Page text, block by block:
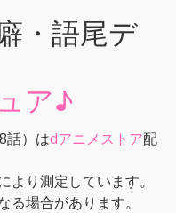
・語尾デ
ア♪
話）はdアニメストア配
り測定しています。
る場合があります。